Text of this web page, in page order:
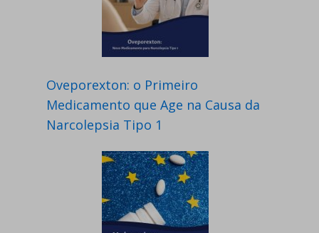
Oveporexton: o Primeiro
Medicamento que Age na Causa da
Narcolepsia Tipo 1